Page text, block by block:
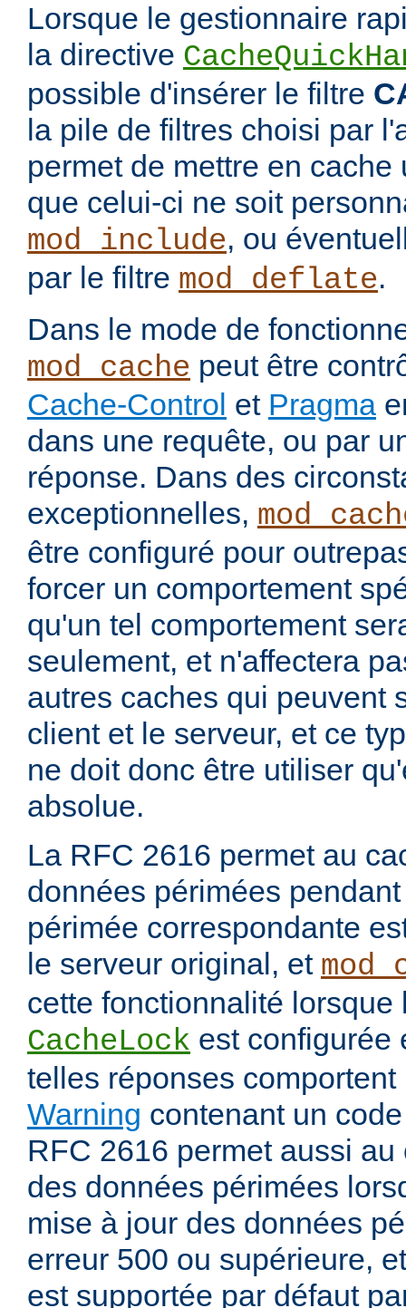
Lorsque le gestionnaire
la directive
possible d'insérer le filtre
la pile de filtres choisi par
permet de mettre en cache
que celui-ci ne soit
mod_include, ou
par le filtre mod_deflate.
Dans le mode de
mod_cache peut être
Cache-Control et Pragma
dans une requête, ou par
réponse. Dans des
exceptionnelles,
être configuré pour
forcer un comportement
qu'un tel comportement
seulement, et n'affectera
autres caches qui peuvent
client et le serveur, et ce
ne doit donc être utiliser
absolue.
La RFC 2616 permet au
données périmées
périmée correspondante
le serveur original, et
cette fonctionnalité lorsque
CacheLock est configurée
telles réponses
Warning contenant un
RFC 2616 permet aussi
des données périmées
mise à jour des données
erreur 500 ou supérieure,
est supportée par défaut